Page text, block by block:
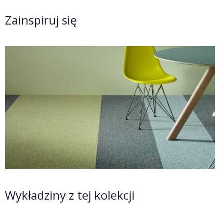
Zainspiruj się
Wykładziny z tej kolekcji